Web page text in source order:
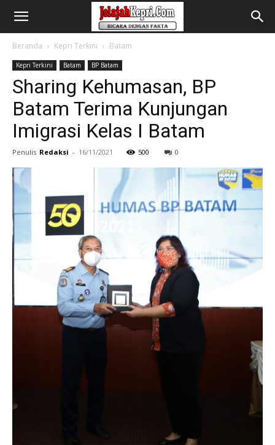
Beranda Kepri Terkini Batam
Kepri Terkini Batam BP Batam
Sharing Kehumasan, BP
Batam Terima Kunjungan
Imigrasi Kelas I Batam
Penulis Redaksi - 16/11/2021 500 0